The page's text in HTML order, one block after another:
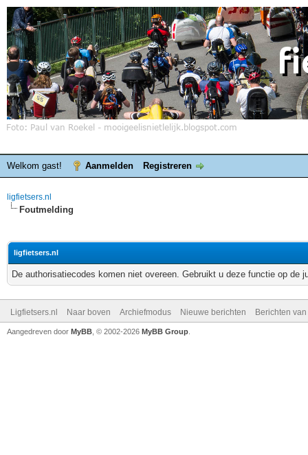
Welkom gast! Aanmelden Registreren
ligfietsers.nl
Foutmelding
ligfietsers.nl
De authorisatiecodes komen niet overeen. Gebruikt u deze functie op de
Ligfietsers.nl Naar boven Archiefmodus Nieuwe berichten Berichten
Aangedreven door MyBB , © 2002-2026 MyBB Group